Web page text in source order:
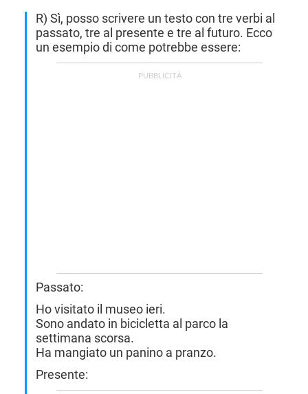
R) Sì, posso scrivere un testo con tre verbi al
passato, tre al presente e tre al futuro. Ecco
un esempio di come potrebbe essere:
Passato:
Ho visitato il museo ieri.
Sono andato in bicicletta al parco la
settimana scorsa.
Ha mangiato un panino a pranzo.
Presente: